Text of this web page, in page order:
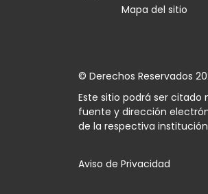
Mapa del sitio
© Derechos Reservados
Este sitio podrá ser
fuente y dirección
de la respectiva
Aviso de Privacidad